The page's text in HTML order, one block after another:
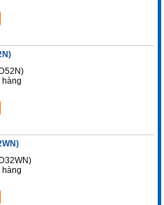
hàng
hàng